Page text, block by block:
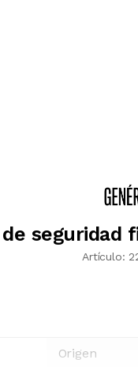
seguridad
Artículo:
Origen